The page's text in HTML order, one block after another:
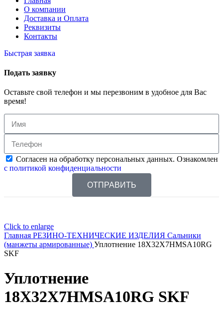
О компании
Доставка и Оплата
Реквизиты
Контакты
Быстрая заявка
Подать заявку
Оставьте свой телефон и мы перезвоним в удобное для Вас
время!
Согласен на обработку персональных данных. Ознакомлен
с политикой конфиденциальности
ОТПРАВИТЬ
Click to enlarge
Главная РЕЗИНО-ТЕХНИЧЕСКИЕ ИЗДЕЛИЯ Сальники
(манжеты армированные) Уплотнение 18X32X7HMSA10RG
SKF
Уплотнение
18X32X7HMSA10RG SKF